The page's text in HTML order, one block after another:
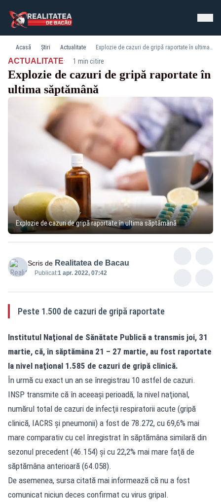
Acasă Știri Actualitate Explozie de cazuri de gripă raportate în ultima săptămână
ACTUALITATE· 1 min citire
Explozie de cazuri de gripă raportate în
ultima săptămână
Explozie de cazuri de gripă raportate în ultima săptămână
Scris de Realitatea de Bacau
Publicat:1 apr. 2022, 07:42
Peste 1.500 de cazuri de gripă raportate
Institutul Naţional de Sănătate Publică a transmis joi, 31
martie, că, în săptămâna 21 – 27 martie, au fost raportate
la nivel naţional 1.585 de cazuri de gripă clinică.
În urmă cu exact un an se înregistrau 10 astfel de cazuri.
INSP transmite că în aceeaşi perioadă, la nivel naţional,
numărul total de cazuri de infecţii respiratorii acute (gripă
clinică, IACRS şi pneumonii) a fost de 78.272, cu 69,6% mai
mare comparativ cu cel înregistrat în săptămâna similară din
sezonul precedent (46.154) şi cu 22,2% mai mare faţă de
săptămâna anterioară (64.058).
De asemenea, sursa citată mai informează că nu a fost
comunicat niciun deces confirmat cu virus gripal.